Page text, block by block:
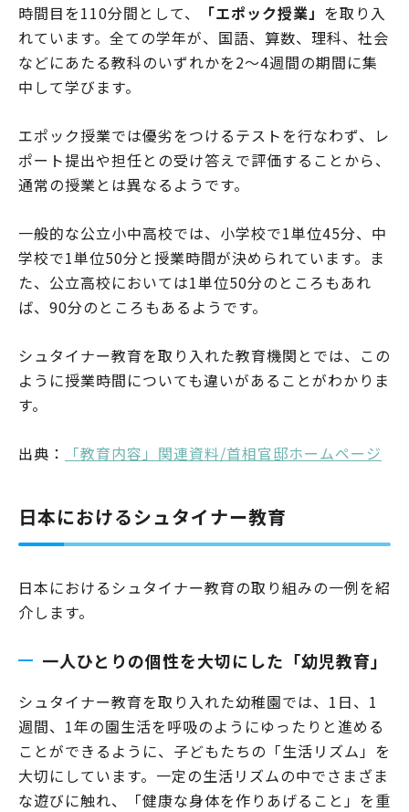
時間目を110分間として、
「エポック授業」 を取り入
れています。全ての学年が、国語、算数、理科、社会
などにあたる教科のいずれかを2〜4週間の期間に集
中して学びます。
エポック授業では優劣をつけるテストを行なわず、レ
ポート提出や担任との受け答えで評価することから、
通常の授業とは異なるようです。
一般的な公立小中高校では、小学校で1単位45分、中
学校で1単位50分と授業時間が決められています。ま
た、公立高校においては1単位50分のところもあれ
ば、90分のところもあるようです。
シュタイナー教育を取り入れた教育機関とでは、この
ように授業時間についても違いがあることがわかりま
す。
出典： 「教育内容」関連資料/首相官邸ホームページ
日本におけるシュタイナー教育
日本におけるシュタイナー教育の取り組みの一例を紹
介します。
一人ひとりの個性を大切にした「幼児教育」
シュタイナー教育を取り入れた幼稚園では、1日、1
週間、1年の園生活を呼吸のようにゆったりと進める
ことができるように、子どもたちの「生活リズム」を
大切にしています。一定の生活リズムの中でさまざま
な遊びに触れ、「健康な身体を作りあげること」を重